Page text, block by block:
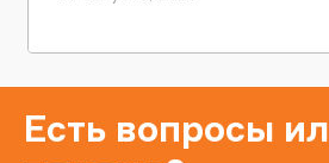
Есть вопросы